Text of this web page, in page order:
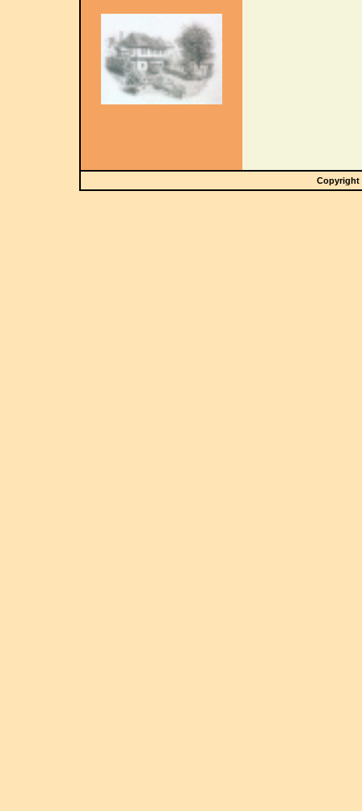
Copyright